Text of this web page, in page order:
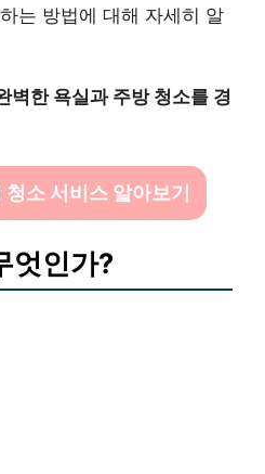
는 방법에 대해 자세히 알
벽한 욕실과 주방 청소를 경
소 서비스 알아보기
엇인가?